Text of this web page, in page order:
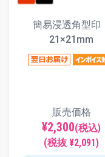
簡易浸透角型印
21×21mm
販売価格
¥2,300(税込)
(税抜 ¥2,091)